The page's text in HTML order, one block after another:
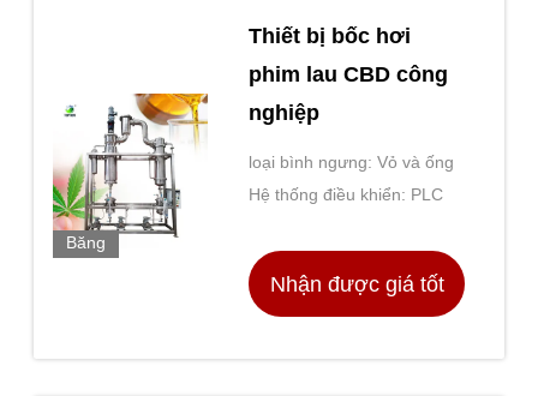
Băng
Thiết bị bốc hơi
phim lau CBD công
nghiệp
loại bình ngưng: Vỏ và ống
Hệ thống điều khiển: PLC
Nhận được giá tốt